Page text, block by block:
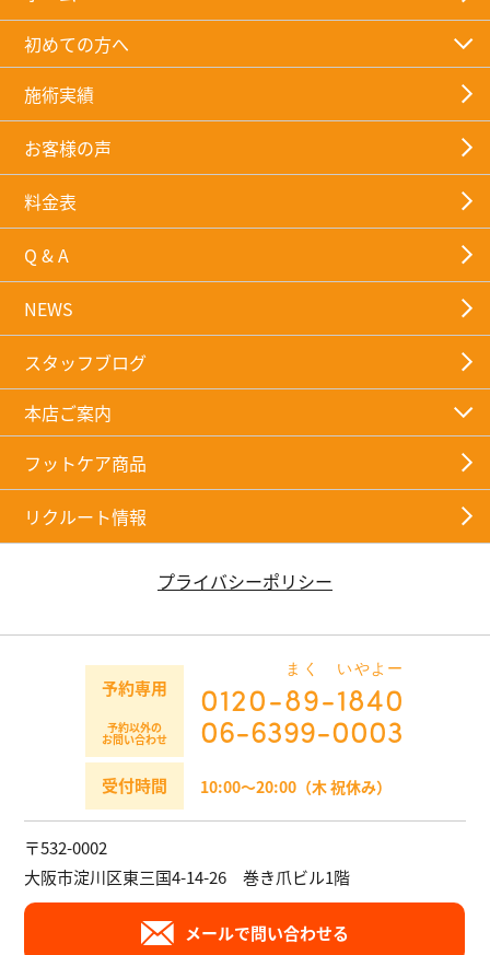
初めての方へ
施術実績
お客様の声
料金表
Q & A
NEWS
スタッフブログ
本店ご案内
フットケア商品
リクルート情報
プライバシーポリシー
予約専用 0120-89
まく
-1840
いやよー
予約以外の
お問い合わせ 06-6399-0003
受付時間 10:00～20:00（木 祝休み）
〒532-0002
大阪市淀川区東三国4-14-26 巻き爪ビル1階
メールで問い合わせる